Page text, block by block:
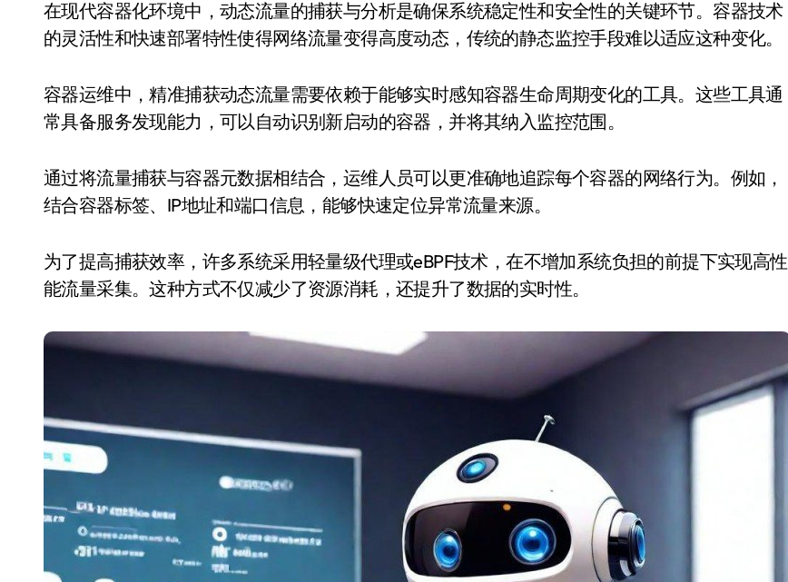
在现代容器化环境中，动态流量的捕获与分析是确保系统稳定性和安全性的关键环节。容器技术
的灵活性和快速部署特性使得网络流量变得高度动态，传统的静态监控手段难以适应这种变化。
容器运维中，精准捕获动态流量需要依赖于能够实时感知容器生命周期变化的工具。这些工具通
常具备服务发现能力，可以自动识别新启动的容器，并将其纳入监控范围。
通过将流量捕获与容器元数据相结合，运维人员可以更准确地追踪每个容器的网络行为。例如，
结合容器标签、IP地址和端口信息，能够快速定位异常流量来源。
为了提高捕获效率，许多系统采用轻量级代理或eBPF技术，在不增加系统负担的前提下实现高性
能流量采集。这种方式不仅减少了资源消耗，还提升了数据的实时性。